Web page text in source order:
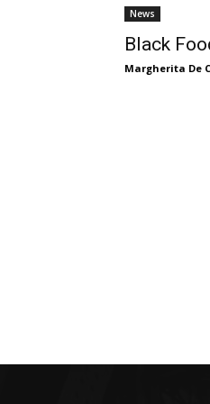
News
Black
Margherita De